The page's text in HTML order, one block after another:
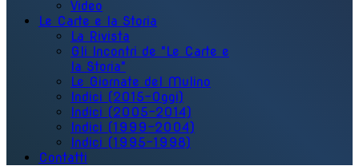
Video
Le Carte e la Storia
La Rivista
Gli Incontri de "Le Carte e
la Storia"
Le Giornate del Mulino
Indici (2015-Oggi)
Indici (2005-2014)
Indici (1999-2004)
Indici (1995-1998)
Contatti